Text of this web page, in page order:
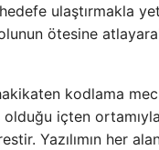
ulaştırmakla
ötesine
kodlama
içten
Yazılımın her